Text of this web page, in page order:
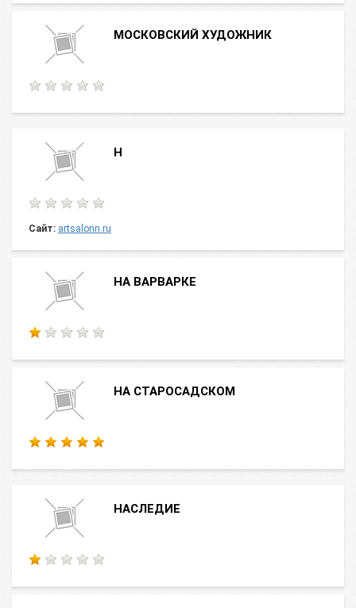
МОСКОВСКИЙ ХУДОЖНИК
Н
Сайт: artsalonn.ru
НА ВАРВАРКЕ
НА СТАРОСАДСКОМ
НАСЛЕДИЕ